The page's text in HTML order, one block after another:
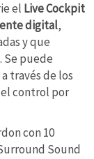
el Live Cockpit
digital,
y que
puede
través de los
control por
con 10
Sound